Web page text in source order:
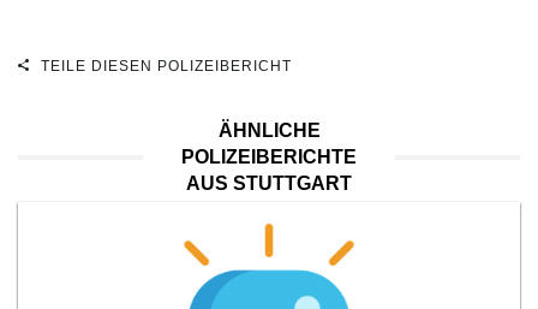
TEILE DIESEN POLIZEIBERICHT
ÄHNLICHE
POLIZEIBERICHTE
AUS STUTTGART